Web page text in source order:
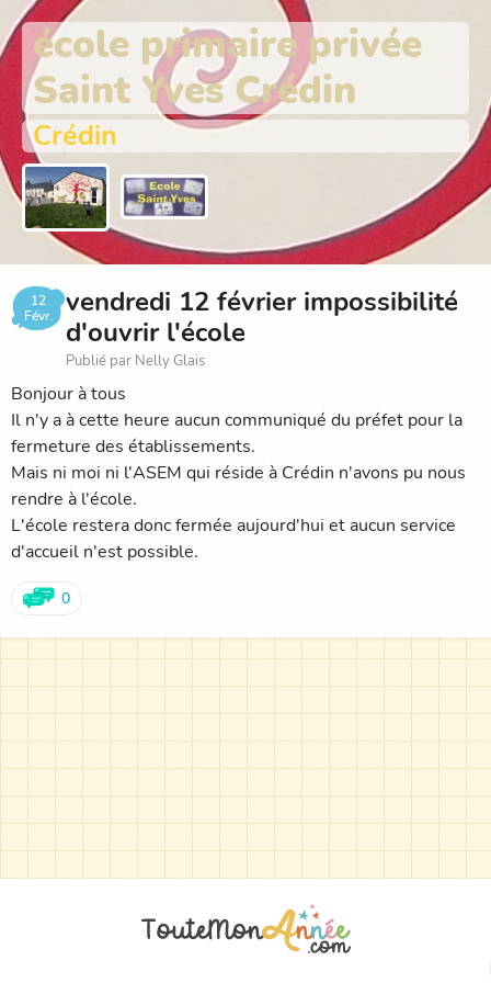
école primaire privée
Saint Yves Crédin
Crédin
12
Févr.
vendredi 12 février impossibilité
d'ouvrir l'école
Publié par Nelly Glais
Bonjour à tous
Il n'y a à cette heure aucun communiqué du préfet pour la
fermeture des établissements.
Mais ni moi ni l'ASEM qui réside à Crédin n'avons pu nous
rendre à l'école.
L'école restera donc fermée aujourd'hui et aucun service
d'accueil n'est possible.
0